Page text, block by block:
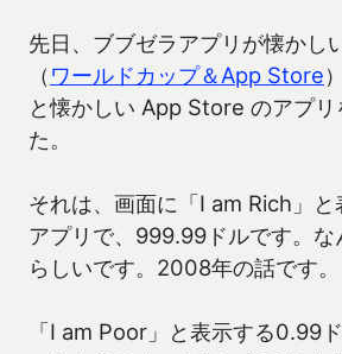
先日、ブブゼラアプリが懐かし
（ ワールドカップ＆App Store
と懐かしい App Store のアプリ
た。
それは、画面に「I am Rich」
アプリで、999.99ドルです。な
らしいです。2008年の話です。
「I am Poor」と表示する0.99